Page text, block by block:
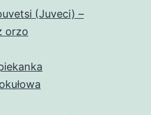
(Juveci) –
orzo